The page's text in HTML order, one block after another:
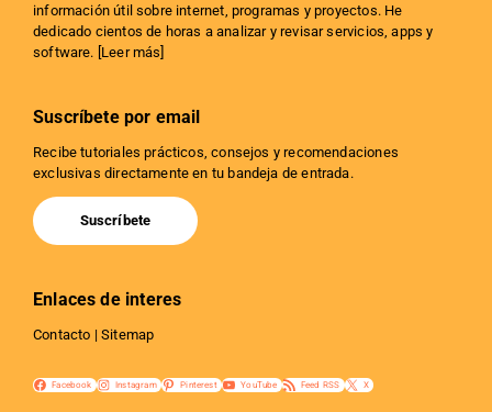
información útil sobre internet, programas y proyectos. He
dedicado cientos de horas a analizar y revisar servicios, apps y
software. [ Leer más
Suscríbete por email
Recibe tutoriales prácticos, consejos y recomendaciones
exclusivas directamente en tu bandeja de entrada.
Suscríbete
Enlaces de interes
Contacto | Sitemap
Facebook Instagram Pinterest YouTube Feed RSS X